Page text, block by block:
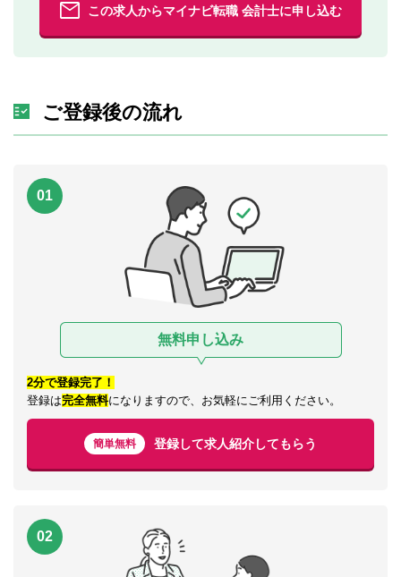
この求人からマイナビ転職 会計士に申し込む
ご登録後の流れ
01
無料申し込み
2分で登録完了！
登録は完全無料になりますので、お気軽にご利用ください。
簡単無料 登録して求人紹介してもらう
02